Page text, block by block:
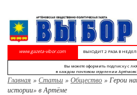
www.gazeta-vibor.com ВЫХОДИТ 2 РАЗА В
Вы можете оформить подписку с
в каждом почтовом отделении
Главная » Статьи » Общество » Герои
истории» в Артёме